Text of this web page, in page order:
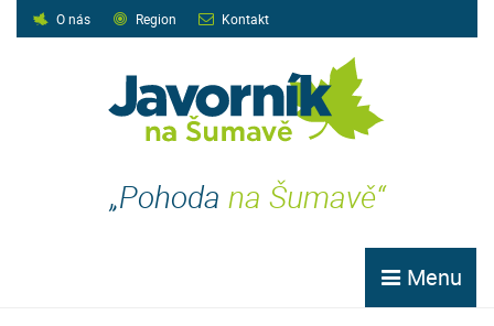
O nás Region Kontakt
„Pohoda na Šumavě“
Menu